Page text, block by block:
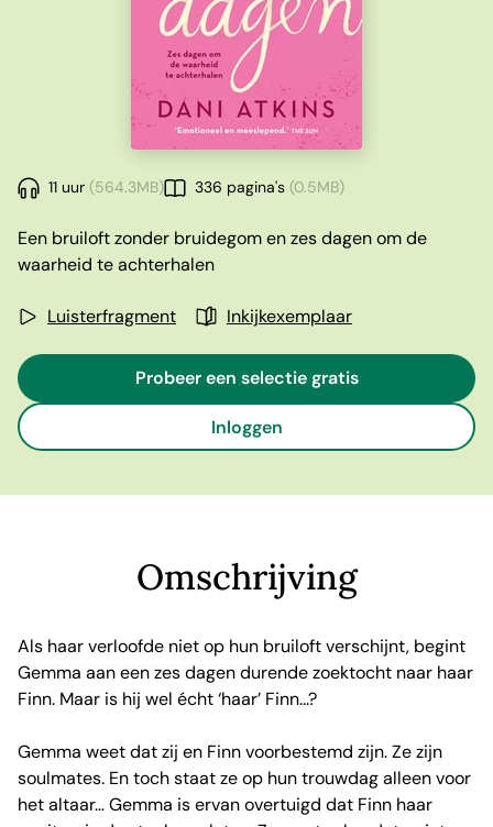
11 uur (564.3MB) 336 pagina's (0.5MB)
Een bruiloft zonder bruidegom en zes dagen om de
waarheid te achterhalen
Luisterfragment Inkijkexemplaar
Probeer een selectie gratis
Inloggen
Omschrijving
Als haar verloofde niet op hun bruiloft verschijnt, begint
Gemma aan een zes dagen durende zoektocht naar haar
Finn. Maar is hij wel écht ‘haar’ Finn...?
Gemma weet dat zij en Finn voorbestemd zijn. Ze zijn
soulmates. En toch staat ze op hun trouwdag alleen voor
het altaar… Gemma is ervan overtuigd dat Finn haar